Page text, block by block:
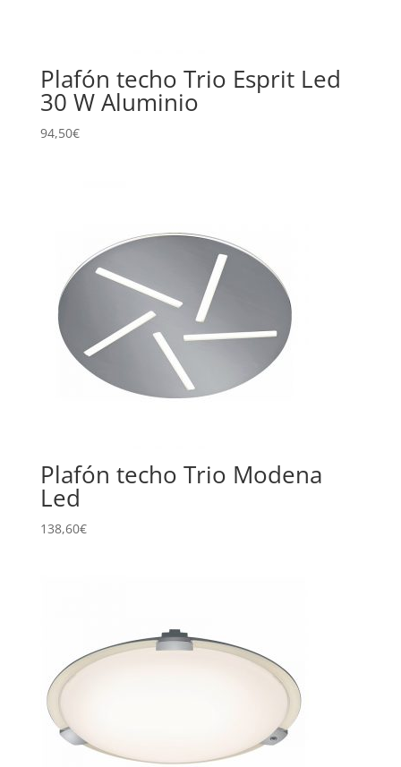
Plafón techo Trio Esprit Led
30 W Aluminio
94,50€
Plafón techo Trio Modena
Led
138,60€